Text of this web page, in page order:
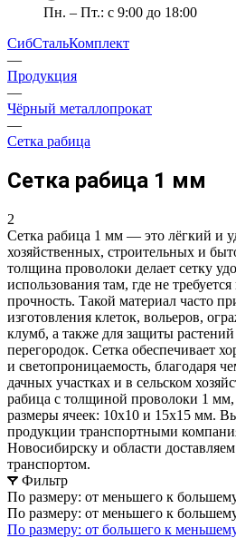
Пн. – Пт.: с 9:00 до 18:00
СибСтальКомплект
—
Продукция
—
Чёрный металлопрокат
—
Сетка рабица
Сетка рабица 1 мм
2
Сетка рабица 1 мм — это лёгкий и
хозяйственных, строительных и
толщина проволоки делает сетку
использования там, где не
прочность. Такой материал часто
изготовления клеток, вольеров,
клумб, а также для защиты
перегородок. Сетка обеспечивает
и светопроницаемость, благодаря
дачных участках и в сельском
рабица с толщиной проволоки 1
размеры ячеек: 10x10 и 15x15 мм.
продукции транспортными
Новосибирску и области
транспортом.
Фильтр
По размеру: от меньшего к
По размеру: от меньшего к
По размеру: от большего к